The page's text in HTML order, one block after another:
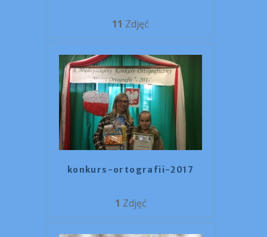
11 Zdjęć
konkurs-ortografii-2017
1 Zdjęć